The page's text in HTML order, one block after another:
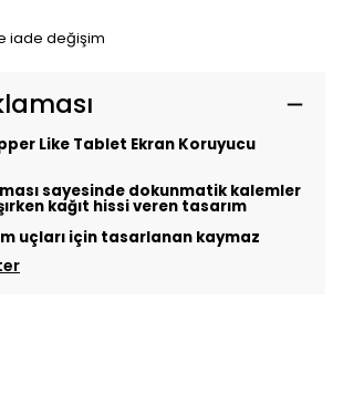
iade değişim
Like Tablet Ekran Koruyucu
sayesinde dokunmatik kalemler
kağıt hissi veren tasarım
uçları için tasarlanan kaymaz